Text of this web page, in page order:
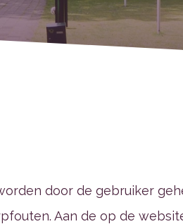
door de gebruiker
Aan de op de